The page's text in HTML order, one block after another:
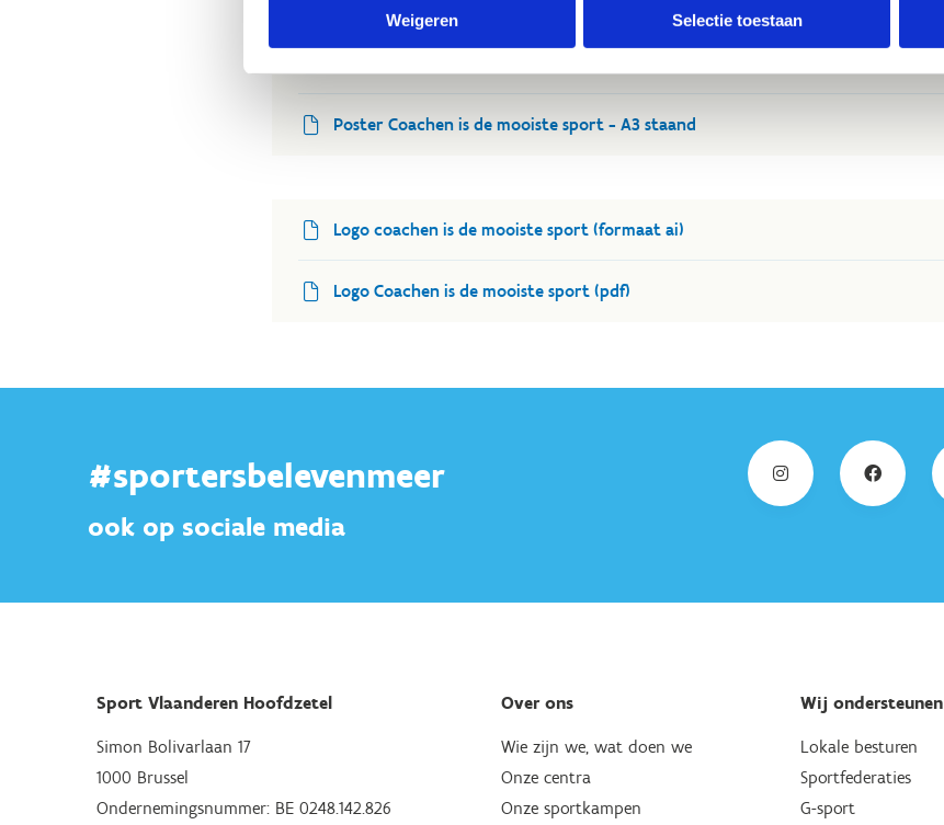
Weigeren Selectie toestaan
Poster Coachen is de mooiste sport - A3 staand
Logo coachen is de mooiste sport (formaat ai)
Logo Coachen is de mooiste sport (pdf)
#sportersbelevenmeer
ook op sociale media
Sport Vlaanderen Hoofdzetel
Simon Bolivarlaan 17
1000 Brussel
Ondernemingsnummer: BE 0248.142.826
Over ons
Wie zijn we, wat doen we
Onze centra
Onze sportkampen
Wij ondersteunen
Lokale besturen
Sportfederaties
G-sport